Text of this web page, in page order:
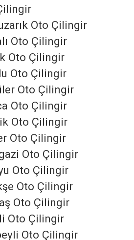
Oto Çilingir
Oto Çilingir
Oto Çilingir
Oto Çilingir
Oto Çilingir
Oto Çilingir
Oto Çilingir
Oto Çilingir
Oto Çilingir
Oto Çilingir
Oto Çilingir
Oto Çilingir
Oto Çilingir
Oto Çilingir